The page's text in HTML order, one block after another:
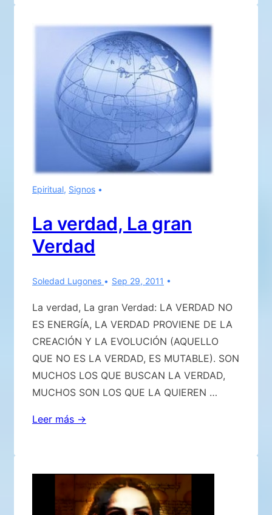
Epiritual, Signos
La verdad, La gran
Verdad
Soledad Lugones Sep 29, 2011
La verdad, La gran Verdad: LA VERDAD NO
ES ENERGÍA, LA VERDAD PROVIENE DE LA
CREACIÓN Y LA EVOLUCIÓN (AQUELLO
QUE NO ES LA VERDAD, ES MUTABLE). SON
MUCHOS LOS QUE BUSCAN LA VERDAD,
MUCHOS SON LOS QUE LA QUIEREN …
La
Leer más →